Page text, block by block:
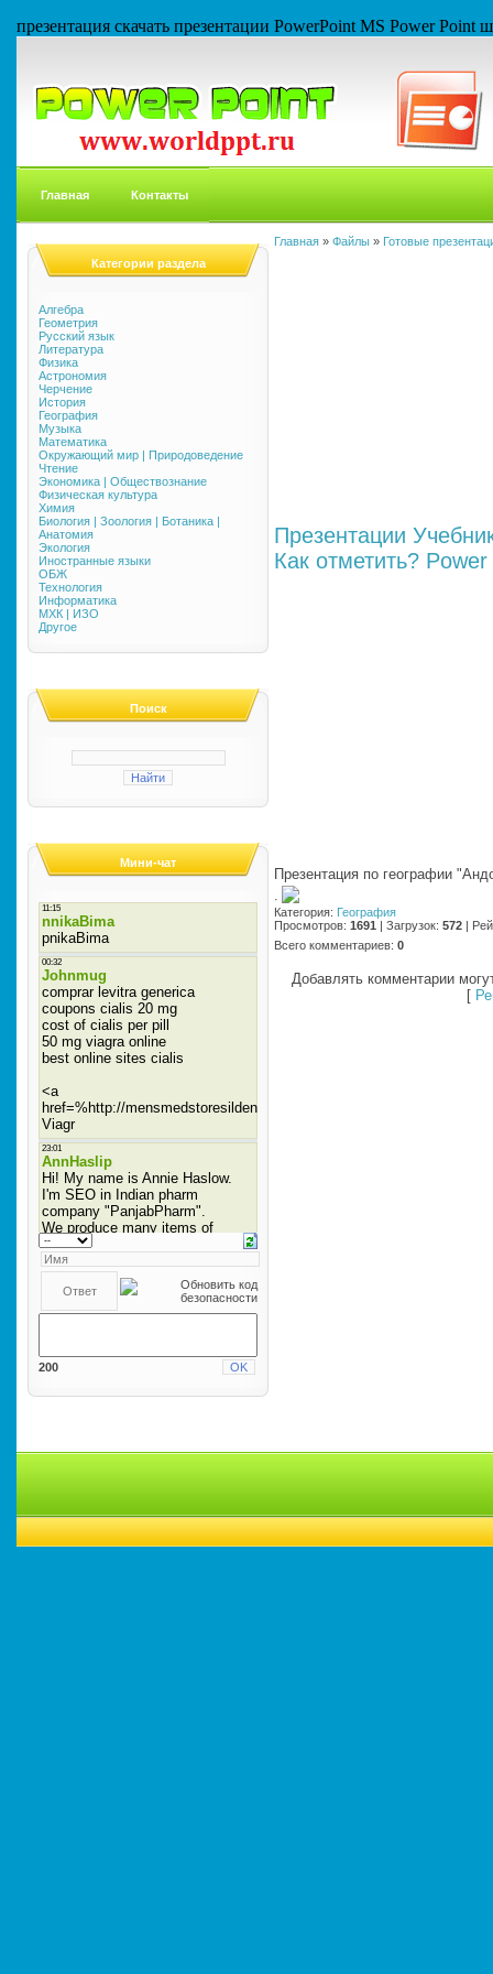
презентация скачать презентации PowerPoint MS Power
Главная Контакты
Категории раздела
Алгебра
Геометрия
Русский язык
Литература
Физика
Астрономия
Черчение
История
География
Музыка
Математика
Окружающий мир | Природоведение
Чтение
Экономика | Обществознание
Физическая культура
Химия
Биология | Зоология | Ботаника |
Анатомия
Экология
Иностранные языки
ОБЖ
Технология
Информатика
МХК | ИЗО
Другое
Поиск
Мини-чат
200
Главная » Файлы » Готовые
Презентации
Как отметить?
Презентация по географии
·
Категория: География
Просмотров: 1691 | Загрузок: 572 |
Всего комментариев: 0
Добавлять комментарии
[